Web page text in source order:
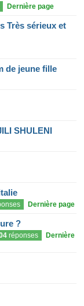
Dernière page
Très sérieux et
de jeune fille
SHULENI
Dernière page
?
réponses
Dernière